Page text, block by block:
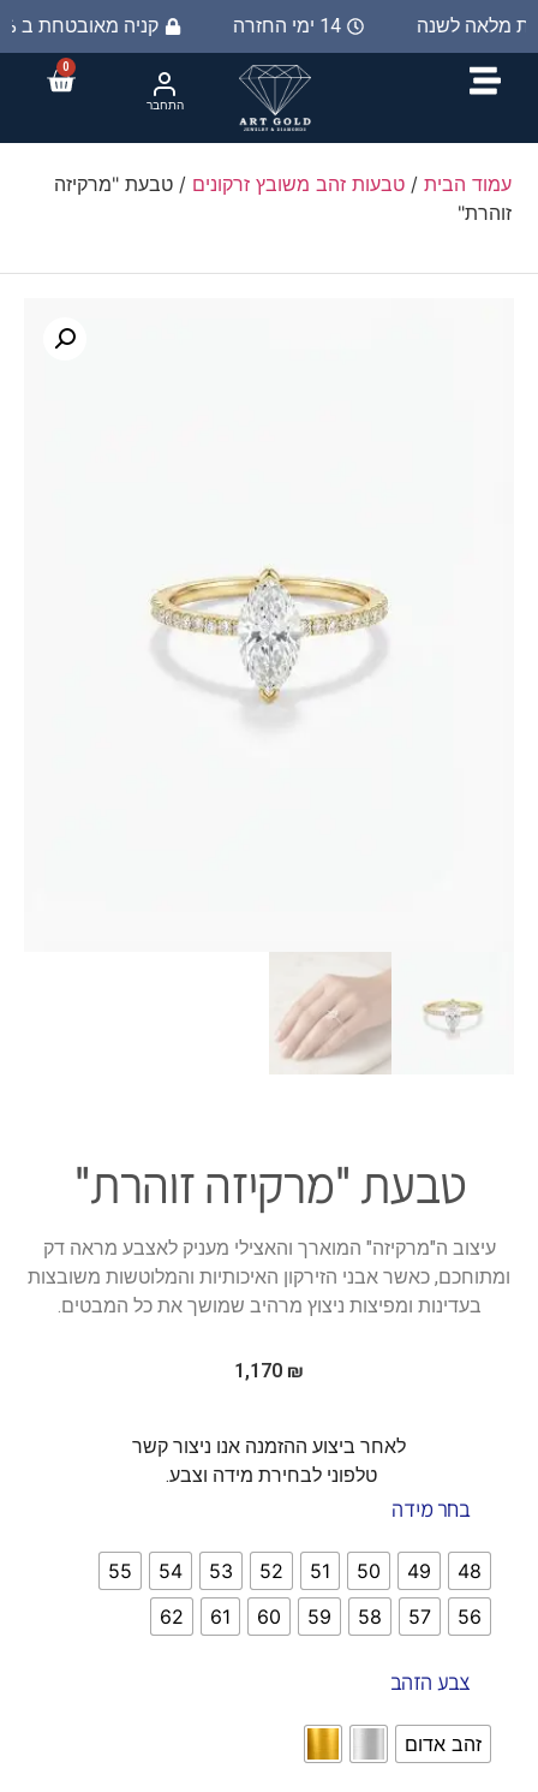
קניה מאובטחת ב 100% 14 ימי החזרה מלאה לשנה
0
התחבר
עמוד הבית / טבעות זהב משובץ זרקונים / טבעת "מרקיזה
זוהרת"
טבעת "מרקיזה זוהרת"
עיצוב ה"מרקיזה" המוארך והאצילי מעניק לאצבע מראה דק
ומתוחכם, כאשר אבני הזירקון האיכותיות והמלוטשות משובצות
בעדינות ומפיצות ניצוץ מרהיב שמושך את כל המבטים.
1,170 ₪
לאחר ביצוע ההזמנה אנו ניצור קשר
טלפוני לבחירת מידה וצבע.
בחר מידה
48
49
50
51
52
53
54
55
56
57
58
59
60
61
62
צבע הזהב
זהב אדום